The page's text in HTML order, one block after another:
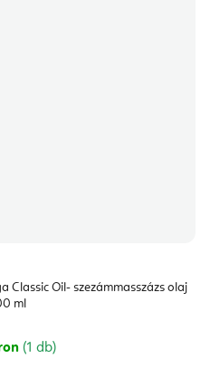
Classic Oil- szezámmasszázs olaj
ml
(1 db)